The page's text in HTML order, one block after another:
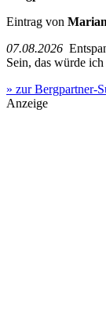
Eintrag von
07.08.2026
Sein, das würde
» zur Bergpartner-
Anzeige